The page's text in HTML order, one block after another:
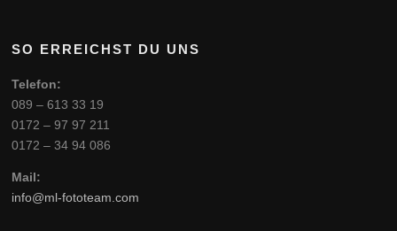
SO ERREICHST DU UNS
Telefon:
089 – 613 33 19
0172 – 97 97 211
0172 – 34 94 086
Mail:
info@ml-fototeam.com